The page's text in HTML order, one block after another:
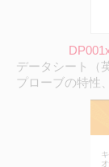
データシート（
プローブの特性